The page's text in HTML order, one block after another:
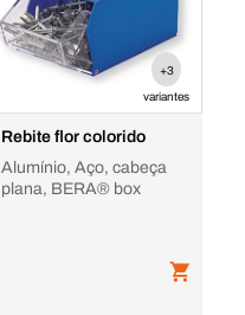
+3
variantes
Rebite flor colorido
Alumínio, Aço, cabeça
plana, BERA® box